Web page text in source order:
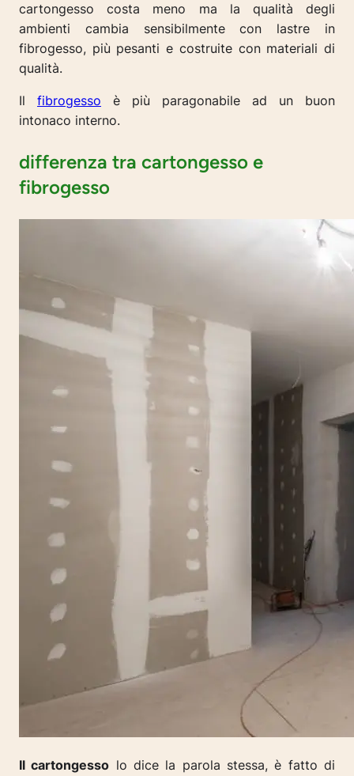
cartongesso costa meno ma la qualità degli
ambienti cambia sensibilmente con lastre in
fibrogesso, più pesanti e costruite con materiali di
qualità.
Il fibrogesso è più paragonabile ad un buon
intonaco interno.
differenza tra cartongesso e
fibrogesso
Il cartongesso lo dice la parola stessa, è fatto di